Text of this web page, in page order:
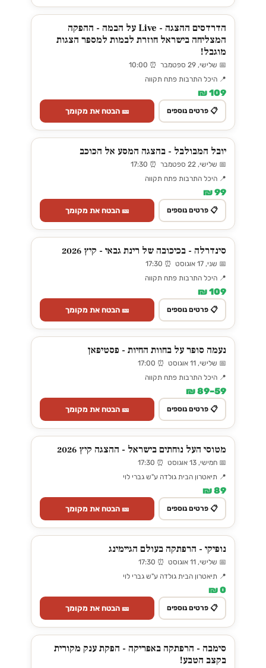
הדרדסים ההצגה - Live על הבמה - ההפקה
המצליחה בישראל חוזרת לבמות למספר הצגות
מוגבל!
📅 שלישי, 29 ספטמבר ⏰ 10:00
📍 היכל התרבות פתח תקווה
109 ₪
📋 פרטים נוספים 🎫 הבטח את מקומך
יובל המבולבל - בהצגה המסע אל הכוכב
📅 שלישי, 22 ספטמבר ⏰ 17:30
📍 היכל התרבות פתח תקווה
99 ₪
📋 פרטים נוספים 🎫 הבטח את מקומך
סינדרלה - בכיכובה של רינת גבאי - קיץ 2026
📅 שני, 17 אוגוסט ⏰ 17:30
📍 היכל התרבות פתח תקווה
109 ₪
📋 פרטים נוספים 🎫 הבטח את מקומך
נעמה סופר על בחוות החיות - פסטיפאן
📅 שלישי, 11 אוגוסט ⏰ 17:00
📍 היכל התרבות פתח תקווה
59–89 ₪
📋 פרטים נוספים 🎫 הבטח את מקומך
מטוסי העל נוחתים בישראל - ההצגה קיץ 2026
📅 חמישי, 13 אוגוסט ⏰ 17:30
📍 תיאטרון הבית גולדה ע"ש גברי לוי
89 ₪
📋 פרטים נוספים 🎫 הבטח את מקומך
נופיקי - הרפתקה בעולם הגיימינג
📅 שלישי, 11 אוגוסט ⏰ 17:30
📍 תיאטרון הבית גולדה ע"ש גברי לוי
0 ₪
📋 פרטים נוספים 🎫 הבטח את מקומך
סימבה - הרפתקה באפריקה - הפקת ענק מקורית
בקצב הטבע!